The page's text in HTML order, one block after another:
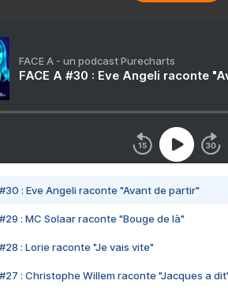
FACE A - un podcast Purecharts
FACE A #30 : Eve Angeli raconte
#30 : Eve Angeli raconte "Avant de partir"
#29 : MC Solaar raconte "Bouge de là"
#28 : Lorie raconte "Je vais vite"
#27 : Christophe Willem raconte "Jacques a